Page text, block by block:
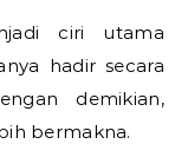
ciri utama
hadir secara
demikian,
bermakna.